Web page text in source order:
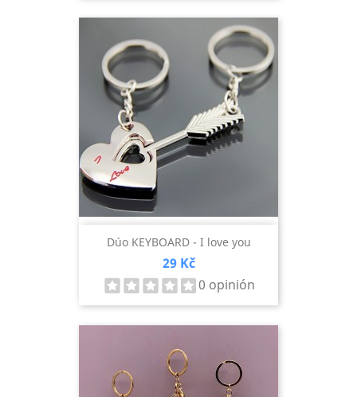
Dúo KEYBOARD - I love you
Precio
29 Kč
0 opinión